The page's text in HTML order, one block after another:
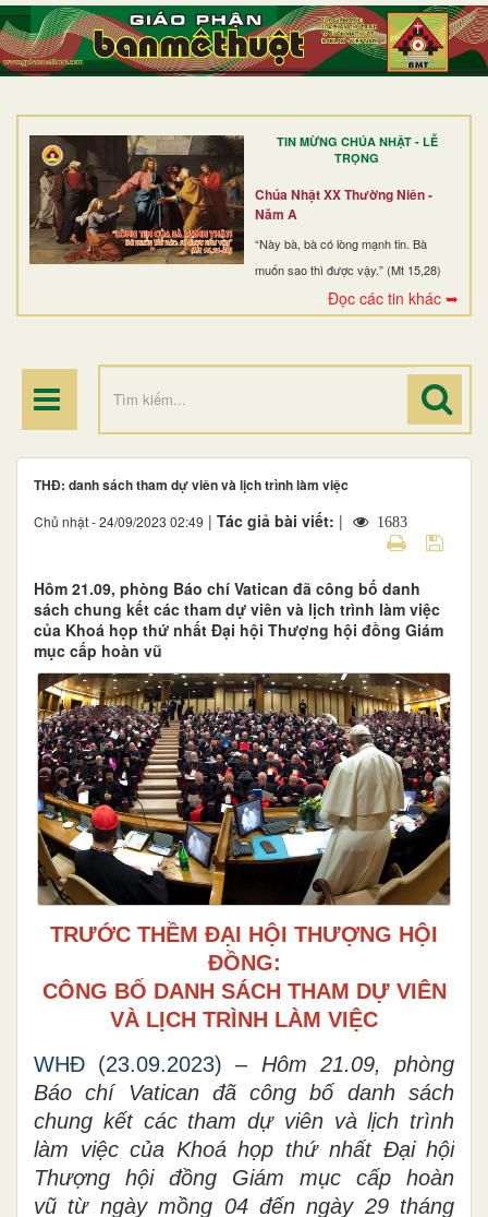
TIN MỪNG CHÚA NHẬT - LỄ
TRỌNG
Chúa Nhật XX Thường Niên -
Năm A
“Này bà, bà có lòng mạnh tin. Bà
muốn sao thì được vậy.” (Mt 15,28)
Đọc các tin khác ➥
TRANG NHẤT
GIỚI THIỆU
DÒNG TU
BAN MỤC VỤ
ĐOÀN THỂ CG
ĐIỂM HÀNH HƯƠNG
THĐ: danh sách tham dự viên và lịch trình làm việc
Chủ nhật - 24/09/2023 02:49 | Tác giả bài viết: | 1683
Hôm 21.09, phòng Báo chí Vatican đã công bố danh
sách chung kết các tham dự viên và lịch trình làm việc
của Khoá họp thứ nhất Đại hội Thượng hội đồng Giám
mục cấp hoàn vũ
TRƯỚC THỀM ĐẠI HỘI THƯỢNG HỘI
ĐỒNG:
CÔNG BỐ DANH SÁCH THAM DỰ VIÊN
VÀ LỊCH TRÌNH LÀM VIỆC
WHĐ (23.09.2023) – Hôm 21.09,phòng
Báo chí Vatican đã công bố danh sách
chung kết cáctham dự viên vàlịch trình
làm việc của Khoá họp thứnhất Đại hội
Thượng hội đồng Giám mục cấp hoàn
vũ từ ngày mồng 04 đến ngày 29 tháng